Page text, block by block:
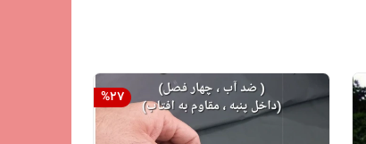
%27